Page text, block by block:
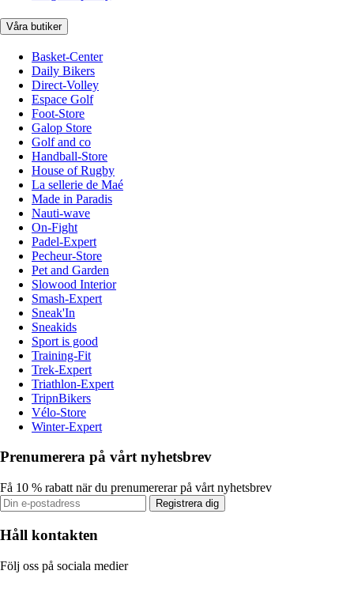
Våra butiker
Basket-Center
Daily Bikers
Direct-Volley
Espace Golf
Foot-Store
Galop Store
Golf and co
Handball-Store
House of Rugby
La sellerie de Maé
Made in Paradis
Nauti-wave
On-Fight
Padel-Expert
Pecheur-Store
Pet and Garden
Slowood Interior
Smash-Expert
Sneak'In
Sneakids
Sport is good
Training-Fit
Trek-Expert
Triathlon-Expert
TripnBikers
Vélo-Store
Winter-Expert
Prenumerera på vårt nyhetsbrev
Få 10 % rabatt när du prenumererar på vårt nyhetsbrev
Registrera dig
Håll kontakten
Följ oss på sociala medier